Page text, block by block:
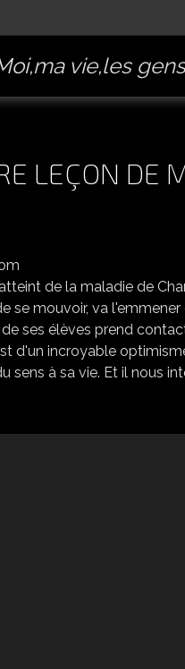
vie,les
LEÇON DE
de la maladie de
se mouvoir, va
ses élèves prend
d'un incroyable
à sa vie. Et il nous